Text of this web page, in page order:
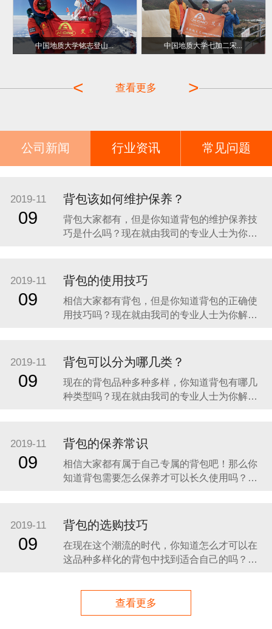
中国地质大学铭志登山... 中国地质大学七加二宋...
>
查看更多
<
公司新闻 行业资讯 常见问题
2019-11
09
背包该如何维护保养？
背包大家都有，但是你知道背包的维护保养技
巧是什么吗？现在就由我司的专业人士为你解
包，即使晴朗的天气，露水依然会沾湿背包。
雪期，可用背包作为雪洞的门，若爬行於树
林、灌木林，装填背包调低重心较适合，宿
2019-11
09
背包的使用技巧
相信大家都有背包，但是你知道背包的正确使
用技巧吗？现在就由我司的专业人士为你解答
放好后最好是背包可以独自站立，如果重物较
多则把重物均匀放在包内并且贴近身体一侧，
这样整体重心不会后坠。
2019-11
09
背包可以分为哪几类？
现在的背包品种多种多样，你知道背包有哪几
种类型吗？现在就由我司的专业人士为你解答
款双肩电脑包，由于采用了防震保护材料，加
上特别的人体工程学设计和独特加固制作工
艺，极为坚实耐用，深受
2019-11
09
背包的保养常识
相信大家都有属于自己专属的背包吧！那么你
知道背包需要怎么保养才可以长久使用吗？现
运动的话，最好不要选择长时间背着你的双肩
包了，必定，这样长时间的背着对你的身体也
是不好的，要尝试着在一两个小时之后进
2019-11
09
背包的选购技巧
在现在这个潮流的时代，你知道怎么才可以在
这品种多样化的背包中找到适合自己的吗？现
一、根据人数 独自郊游时，可选择25～35公升
左右的背包。假日带家人孩子出游时，从照顾
家人的角度考虑，需选择40公升左右的背包，
查看更多